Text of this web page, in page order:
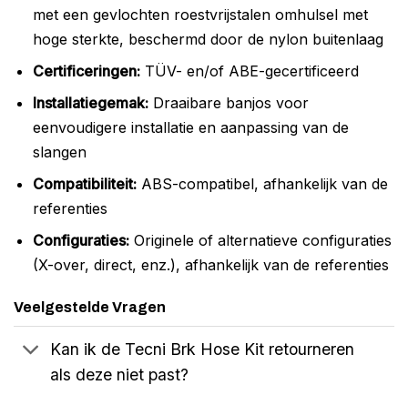
met een gevlochten roestvrijstalen omhulsel met
hoge sterkte, beschermd door de nylon buitenlaag
Certificeringen:TÜV- en/of ABE-gecertificeerd
Installatiegemak:Draaibare banjos voor
eenvoudigere installatie en aanpassing van de
slangen
Compatibiliteit:ABS-compatibel, afhankelijk van de
referenties
Configuraties:Originele of alternatieve configuraties
(X-over, direct, enz.), afhankelijk van de referenties
Veelgestelde Vragen
Kan ik de Tecni Brk Hose Kit retourneren
als deze niet past?